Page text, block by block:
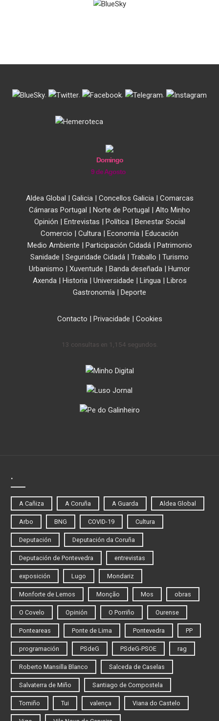
. . . .
Domingo
9 de Agosto
Aldea Global | Galicia| Concellos Galicia| Comarcas
Cámaras Portugal | Norte de Portugal | Alto Minho
Opinión | Entrevistas | Política| Benestar Social
Comercio | Cultura | Economía | Educación
Medio Ambiente | Participación Cidadá| Patrimonio
Sanidade | Seguridade Cidadá | Traballo | Turismo
Urbanismo | Xuventude | Banda deseñada | Humor
Axenda| Historia| Universidade | Lingua| Libros
Gastronomía | Deporte
Contacto | Privacidade | Cookies
13 consultas en 1,154 segundos.
.
A Cañiza A Coruña A Guarda Aldea Global
Arbo BNG COVID-19 Cultura
Deputación Deputación da Coruña
Deputación de Pontevedra entrevistas
exposición Lugo Mondariz
Monforte de Lemos Monção Mos obras
O Covelo Opinión O Porriño Ourense
Ponteareas Ponte de Lima Pontevedra PP
programación PSdeG PSdeG-PSOE rag
Roberto Mansilla Blanco Salceda de Caselas
Salvaterra de Miño Santiago de Compostela
Tomiño Tui valença Viana do Castelo